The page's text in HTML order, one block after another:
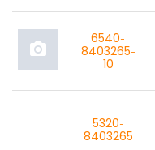
photo_camera
6540-
8403265-
10
5320-
8403265